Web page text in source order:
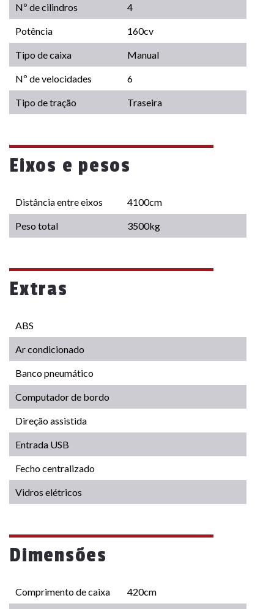
Nº de cilindros 4
Potência 160cv
Tipo de caixa Manual
Nº de velocidades 6
Tipo de tração Traseira
Eixos e pesos
Distância entre eixos 4100cm
Peso total 3500kg
Extras
ABS
Ar condicionado
Banco pneumático
Computador de bordo
Direção assistida
Entrada USB
Fecho centralizado
Vidros elétricos
Dimensões
Comprimento de caixa 420cm